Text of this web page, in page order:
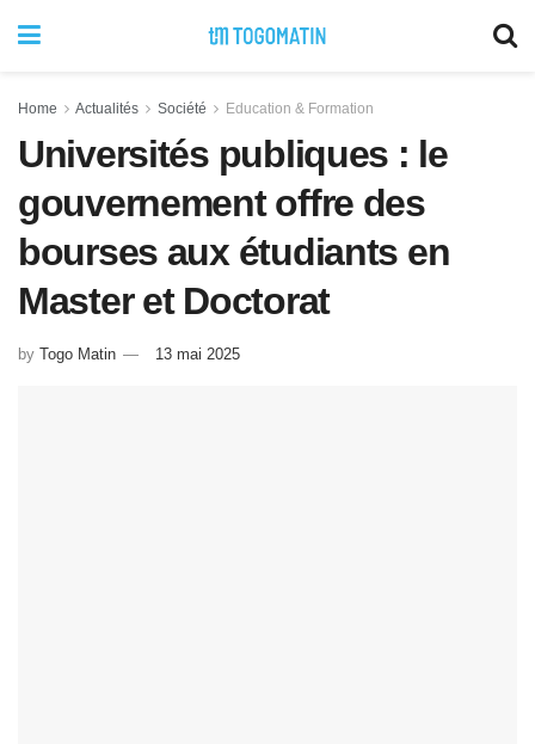
Home Actualités Société Education & Formation
Universités publiques : le
gouvernement offre des
bourses aux étudiants en
Master et Doctorat
by Togo Matin 13 mai 2025